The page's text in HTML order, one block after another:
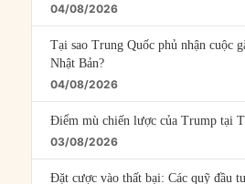
04/08/2026
Tại sao Trung Quốc phủ nhận cuộc
Nhật Bản?
04/08/2026
Điểm mù chiến lược của Trump tại
03/08/2026
Đặt cược vào thất bại: Các quỹ đầu